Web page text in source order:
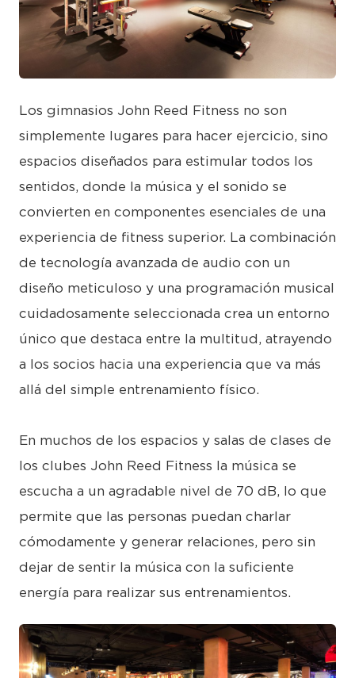
Los gimnasios John Reed Fitness no son
simplemente lugares para hacer ejercicio, sino
espacios diseñados para estimular todos los
sentidos, donde la música y el sonido se
convierten en componentes esenciales de una
experiencia de fitness superior. La combinación
de tecnología avanzada de audio con un
diseño meticuloso y una programación musical
cuidadosamente seleccionada crea un entorno
único que destaca entre la multitud, atrayendo
a los socios hacia una experiencia que va más
allá del simple entrenamiento físico.
En muchos de los espacios y salas de clases de
los clubes John Reed Fitness la música se
escucha a un agradable nivel de 70 dB, lo que
permite que las personas puedan charlar
cómodamente y generar relaciones, pero sin
dejar de sentir la música con la suficiente
energía para realizar sus entrenamientos.